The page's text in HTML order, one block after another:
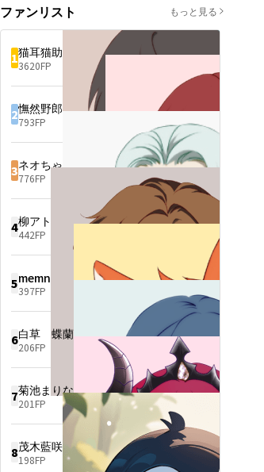
（ながさか しほ）にすべてを
い心は完全に死んだ。 胸に
黒々とした復讐の炎を宿し、
血も涙も捨て去った美しき女
支配者へと闇落ちしていく薫
子。
彼女が復讐の道具として路地
裏から拾い上げたのは、千石
たちにハメられてどん底にい
た元・天才プランナーの氷室
蓮（ひむろ れん）だった。
さらに、薫子を狂信するメガ
バンクの御曹司・有馬駿（あ
りま しゅん）も、自らの財力
と人脈を武器に、蓮への激し
い嫉妬を燃やしながら彼女の
復讐劇へと這い寄ってくる。
強ヒロイン × 男のスパルタ育
成・復讐劇、ここに開幕！】
ていますため、ネオページ様
では完結フラグを立てさせて
「女の子なら、おろすしかな
名家・加門家の義母から告げ
られた、あまりに非道な宣
告。
信じていた伯史は、母親の言
いなりの救いようのないマザ
コン男だったのだ。
加門家の歪な家訓・夫婦別姓
のせいで、芽瑠は未婚妻・未
孤立無援の絶望の中、産婦人
科で出会った八月朔日（ほづ
み）不動産屋の看板息子・四
月一日星来（わたぬき てら）
の誠実な優しさだけが、芽瑠
の心に火を灯した。
――さらに、伯史の周囲にチ
ラつく、怪しい女の影。
ITコンサルタントとしての知
略を武器に、女社長への階段
を駆け上がる。
しかし、成功の階段を上るに
つれ、味方であるはずの星来
の「異様な執念」が牙を剥
き、二人の関係には不穏な亀
裂が走り始める。一体、何者
裏で莫大な資産を動かす、正
体不明の『隠れ投資家』
は白紙」と言われ、すべてを
奪われ下着姿で放り出される
璃子を拾ったのは、甘いマス
クの裏に秘密を隠した正体不
明の修理工・真壁 仁。
不思議な魅力を持つcrescent
moonの店主・真壁聖子との
出会いが、璃子を美しく、冷
仁と契約結婚を結び、極秘の
代行組織『Blue Code Studi
o』を始動。
自分を裏切った者たちへ、容
赦のない反撃を開始する。
「略奪者たちへ捧げた時間と
コスト、利息をつけて、全額
返却請求させていただきま
仁が見せる意外なほど深く、
甘い愛。
やがて璃子は、彼が国内最大
裏切り、復讐、至高の溺愛。
8話からは、他サイトで公開
ネオページさまでは、完結プ
ラグを立てさせていただきま
した。
交換花譚 ―后に選ばれぬ
者たちの館―
架空の和風宮廷を舞台に、双
子の王子と姫が「交換花譚」
という残酷な制度に巻き込ま
れる。
后に選ばれなかった姫は復讐
の炎を胸に、宮廷の闇を暴
裏切り、恋、策略、陰謀、歪
んだ愛、冷たい愛…すべてが
交錯する禁断の後宮劇！
本作品は、血生臭い権力闘争
など かなり過激な残酷描写、
含みます。
物語を読み進める中で 心が重
く感じることや辛くなること
苦手な方はご注意ください。
ファンリスト もっと見る
1猫耳猫助
3620FP
2憮然野郎
793FP
3 ネオちゃん0btxr1
776FP
4柳アトム
442FP
5memn
397FP
6白草 蝶蘭
206FP
7菊池まりな
201FP
8茂木藍咲子
198FP